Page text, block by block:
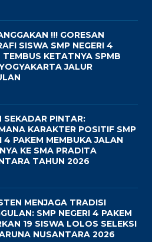
!!! GORESAN
SISWA SMP NEGERI 4
TEMBUS KETATNYA SPMB
JALUR
SEKADAR PINTAR:
KARAKTER POSITIF SMP
4 PAKEM MEMBUKA JALAN
KE SMA PRADITA
TAHUN 2026
MENJAGA TRADISI
SMP NEGERI 4 PAKEM
19 SISWA LOLOS SELEKSI
NUSANTARA 2026